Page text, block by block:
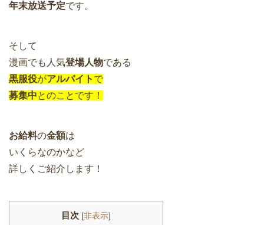
年末放送予定です。
そして
漫画でも人気登場人物である
黒服役がアルバイト で
募集中とのことです！
お給料の金額は
いくらなのかなど
詳しくご紹介します！
目次 [非表示]